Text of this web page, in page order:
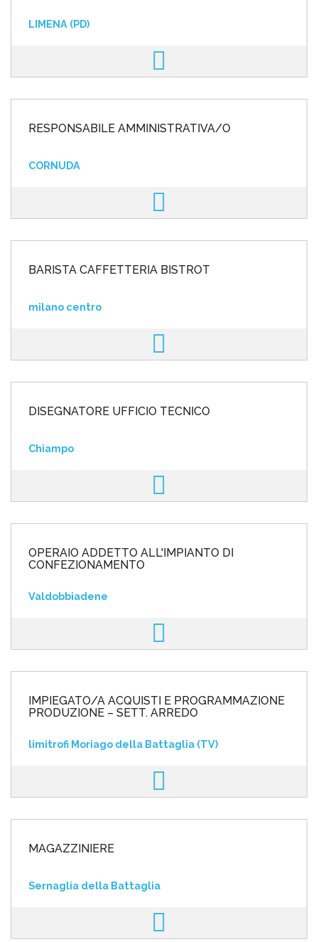
LIMENA (PD)
RESPONSABILE AMMINISTRATIVA/O
CORNUDA
BARISTA CAFFETTERIA BISTROT
milano centro
DISEGNATORE UFFICIO TECNICO
Chiampo
OPERAIO ADDETTO ALL'IMPIANTO DI
CONFEZIONAMENTO
Valdobbiadene
IMPIEGATO/A ACQUISTI E PROGRAMMAZIONE
PRODUZIONE – SETT. ARREDO
limitrofi Moriago della Battaglia (TV)
MAGAZZINIERE
Sernaglia della Battaglia